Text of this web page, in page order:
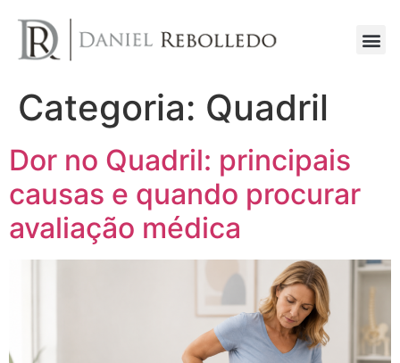
Categoria: Quadril
Dor no Quadril: principais
causas e quando procurar
avaliação médica